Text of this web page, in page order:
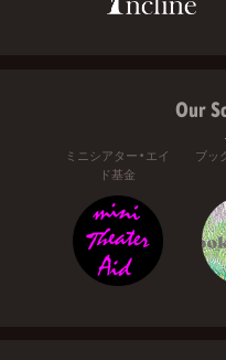
Our
ミニシアター・エイ
ド基金
ブッ